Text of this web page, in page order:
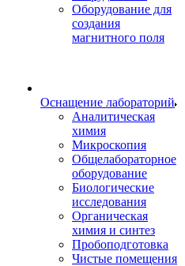
Оборудование для
создания
магнитного поля
Оснащение лабораторий
Аналитическая
химия
Микроскопия
Общелабораторное
оборудование
Биологические
исследования
Органическая
химия и синтез
Пробоподготовка
Чистые помещения